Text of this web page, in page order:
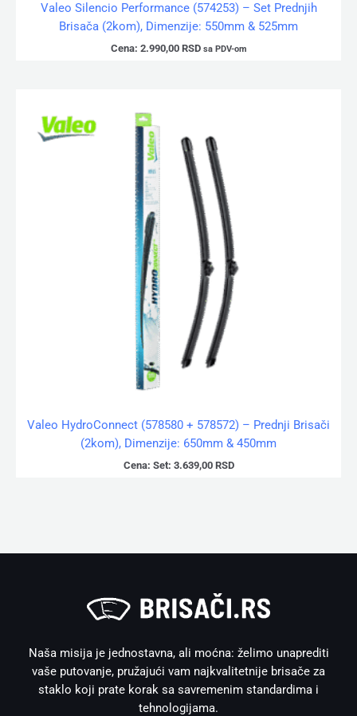
Valeo Silencio Performance (574253) – Set Prednjih
Brisača (2kom), Dimenzije: 550mm & 525mm
Cena: 2.990,00 RSD sa PDV-om
Valeo HydroConnect (578580 + 578572) – Prednji Brisači
(2kom), Dimenzije: 650mm & 450mm
Cena: Set: 3.639,00 RSD
Naša misija je jednostavna, ali moćna: želimo unaprediti
vaše putovanje, pružajući vam najkvalitetnije brisače za
staklo koji prate korak sa savremenim standardima i
tehnologijama.